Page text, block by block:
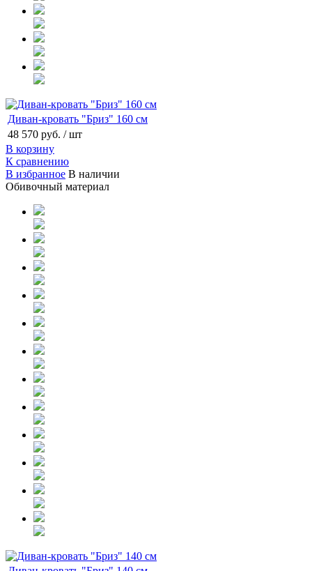
Диван-кровать "Бриз" 160 см
48 570 руб. / шт
В корзину
К сравнению
В избранное В наличии
Обивочный материал